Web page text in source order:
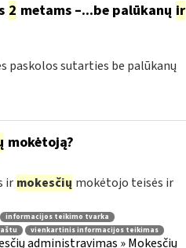
2 metams –...be palūkanų ir
paskolos sutarties be palūkanų
mokėtoją?
ir mokesčių mokėtojo teisės ir
informacijos teikimo tvarka
vienkartinis informacijos teikimas
administravimas » Mokesčių